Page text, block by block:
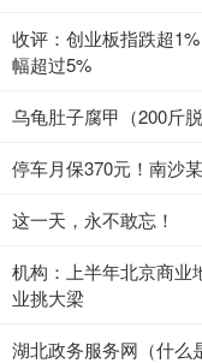
收评：创业板指跌超
幅超过5%
乌龟肚子腐甲（200斤
停车月保370元！南沙
这一天，永不敢忘！
机构：上半年北京商业
业挑大梁
湖北政务服务网（什么